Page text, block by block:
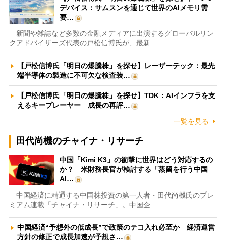
デバイス：サムスンを通じて世界のAIメモリ需
要…
新聞や雑誌など多数の金融メディアに出演するグローバルリン
クアドバイザーズ代表の戸松信博氏が、最新…
【戸松信博氏「明日の爆騰株」を探せ】レーザーテック：最先
端半導体の製造に不可欠な検査装…
【戸松信博氏「明日の爆騰株」を探せ】TDK：AIインフラを支
えるキープレーヤー 成長の再評…
一覧を見る
田代尚機のチャイナ・リサーチ
中国「Kimi K3」の衝撃に世界はどう対応するの
か？ 米財務長官が検討する「蒸留を行う中国
AI…
中国経済に精通する中国株投資の第一人者・田代尚機氏のプレ
ミアム連載「チャイナ・リサーチ」。中国企…
中国経済“予想外の低成長”で政策のテコ入れ必至か 経済運営
方針の修正で成長加速が予想さ…